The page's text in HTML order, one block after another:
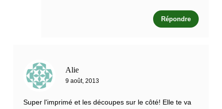
Répondre
Alie
9 août, 2013
Super l'imprimé et les découpes sur le côté! Elle te va